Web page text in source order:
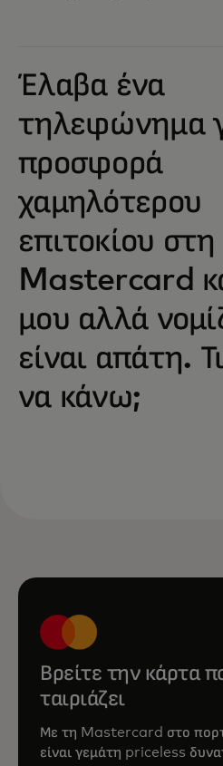
Έλαβα ένα
τηλεφώνημα
προσφορά
χαμηλότερου
επιτοκίου στη
Mastercard
μου αλλά
είναι απάτη.
να κάνω;
Βρείτε την κάρτα
ταιριάζει
Με τη Mastercard στο
είναι γεμάτη priceless